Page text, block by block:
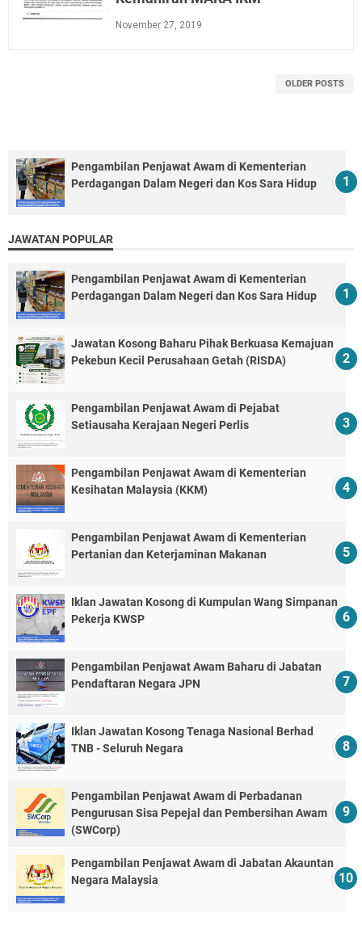
November 27, 2019
OLDER POSTS
Pengambilan Penjawat Awam di Kementerian
Perdagangan Dalam Negeri dan Kos Sara Hidup
JAWATAN POPULAR
Pengambilan Penjawat Awam di Kementerian
Perdagangan Dalam Negeri dan Kos Sara Hidup
Jawatan Kosong Baharu Pihak Berkuasa Kemajuan
Pekebun Kecil Perusahaan Getah (RISDA)
Pengambilan Penjawat Awam di Pejabat
Setiausaha Kerajaan Negeri Perlis
Pengambilan Penjawat Awam di Kementerian
Kesihatan Malaysia (KKM)
Pengambilan Penjawat Awam di Kementerian
Pertanian dan Keterjaminan Makanan
Iklan Jawatan Kosong di Kumpulan Wang Simpanan
Pekerja KWSP
Pengambilan Penjawat Awam Baharu di Jabatan
Pendaftaran Negara JPN
Iklan Jawatan Kosong Tenaga Nasional Berhad
TNB - Seluruh Negara
Pengambilan Penjawat Awam di Perbadanan
Pengurusan Sisa Pepejal dan Pembersihan Awam
(SWCorp)
Pengambilan Penjawat Awam di Jabatan Akauntan
Negara Malaysia